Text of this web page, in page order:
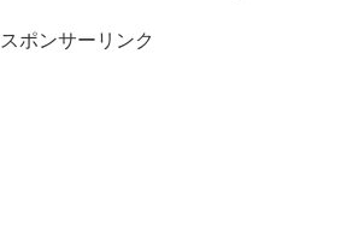
スポンサーリンク